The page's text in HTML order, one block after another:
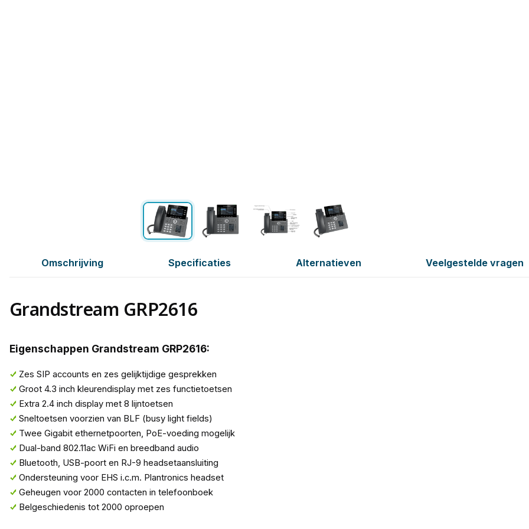
Omschrijving Specificaties Alternatieven Veelgestelde vragen
Grandstream GRP2616
Eigenschappen Grandstream GRP2616:
Zes SIP accounts en zes gelijktijdige gesprekken
Groot 4.3 inch kleurendisplay met zes functietoetsen
Extra 2.4 inch display met 8 lijntoetsen
Sneltoetsen voorzien van BLF (busy light fields)
Twee Gigabit ethernetpoorten, PoE-voeding mogelijk
Dual-band 802.11ac WiFi en breedband audio
Bluetooth, USB-poort en RJ-9 headsetaansluiting
Ondersteuning voor EHS i.c.m. Plantronics headset
Geheugen voor 2000 contacten in telefoonboek
Belgeschiedenis tot 2000 oproepen